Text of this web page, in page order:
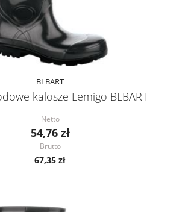
BLBART
kalosze Lemigo BLBART
Netto
54,76 zł
Brutto
67,35 zł